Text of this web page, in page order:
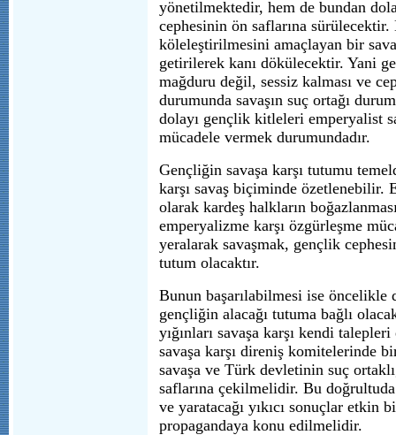
yönetilmektedir, hem de bundan
cephesinin ön saflarına sürülecektir.
köleleştirilmesini amaçlayan bir
getirilerek kanı dökülecektir. Yani
mağduru değil, sessiz kalması ve
durumunda savaşın suç ortağı
dolayı gençlik kitleleri emperyalist
mücadele vermek durumundadır.
Gençliğin savaşa karşı tutumu
karşı savaş biçiminde özetlenebilir.
olarak kardeş halkların
emperyalizme karşı özgürleşme
yeralarak savaşmak, gençlik
tutum olacaktır.
Bunun başarılabilmesi ise
gençliğin alacağı tutuma bağlı
yığınları savaşa karşı kendi
savaşa karşı direniş komitelerinde
savaşa ve Türk devletinin suç
saflarına çekilmelidir. Bu
ve yaratacağı yıkıcı sonuçlar etkin
propagandaya konu edilmelidir.